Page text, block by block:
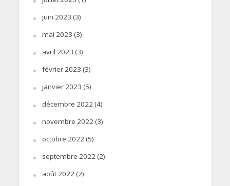
juin 2023 (3)
mai 2023 (3)
avril 2023 (3)
février 2023 (3)
janvier 2023 (5)
décembre 2022(4)
novembre 2022(3)
octobre 2022(5)
septembre 2022(2)
août 2022(2)